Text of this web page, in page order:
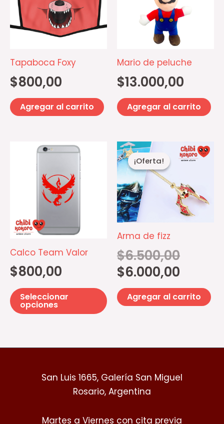
Tapaboca Foxy
$800,00
Agregar al carrito
Mario de peluche
$13.000,00
Agregar al carrito
Calco Team Valor
$800,00
Seleccionar
opciones
Este
producto
tiene
múltiples
variantes.
Las
opciones
pueden
elegir
la
¡Oferta!
¡Oferta!
Arma de fizz
$6.500,00
El
precio
original
$6.500,00.
$6.000,00
El
precio
actual
$6.000,00.
Agregar al carrito
San Luis 1665, Galería San Miguel
Rosario, Argentina
Martes a Viernes con cita previa